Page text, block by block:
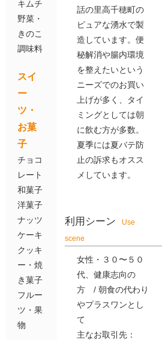
話の里高千穂町の
ピュアな湧水で製
造しています。便
秘解消や腸内環境
を整えたいという
ニーズでのお買い
上げが多く、タイ
ミングとしては朝
に飲む方が多数。
夏季には夏バテ防
止の訴求もオスス
メしています。
利用シーン
Use
scene
女性・３０〜５０
代、健康志向の
方 / 朝食の代わり
やプラスワンとし
て
主なお取引先：
キムチ
野菜・
きのこ
調味料
スイ
ー
ツ・
お菓
子
チョコ
レート
和菓子
洋菓子
ナッツ
ケーキ
クッキ
ー・焼
き菓子
フルー
ツ・果
物